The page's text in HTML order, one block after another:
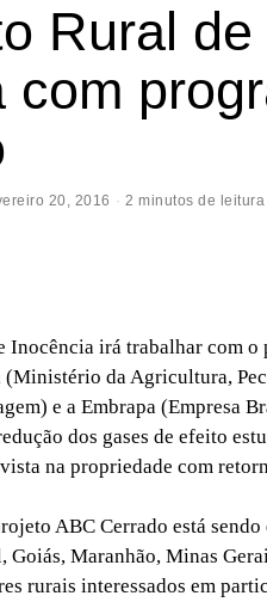
Rural
com
20, 2016 2 minutos de leitura
irá trabalhar com o
da Agricultura,
e a Embrapa (Empresa
dos gases de efeito
na propriedade com
ABC Cerrado está sendo
Goiás, Maranhão, Minas
rurais interessados em